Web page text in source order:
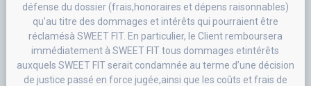
défense du dossier (frais,honoraires et dépens raisonnables)
qu’au titre des dommages et intérêts qui pourraient être
réclamésà SWEET FIT. En particulier, le Client remboursera
immédiatement à SWEET FIT tous dommages etintérêts
auxquels SWEET FIT serait condamnée au terme d’une décision
de justice passé en force jugée,ainsi que les coûts et frais de